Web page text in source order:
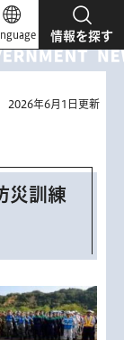
情報を探す
2026年6月1日更新
災訓練